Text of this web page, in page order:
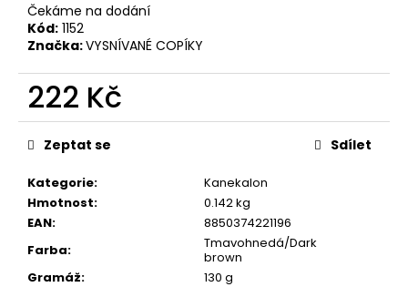
Čekáme na dodání
Kód: 1152
Značka:VYSNÍVANÉ COPÍKY
222 Kč
Měrná
cena:
Kategorie:
Kanekalon
Hmotnost:
0.142 kg
EAN:
8850374221196
Farba:
Tmavohnedá/Dark
brown
Gramáž:
130 g
Zeptat se Sdílet
u
č
j
m
e